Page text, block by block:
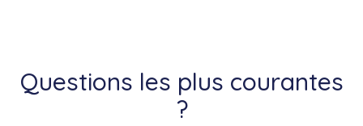
Questions les plus courantes
?